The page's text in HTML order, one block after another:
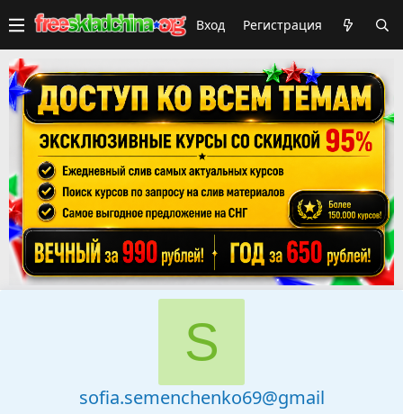
Вход Регистрация
S
sofia.semenchenko69@gmail